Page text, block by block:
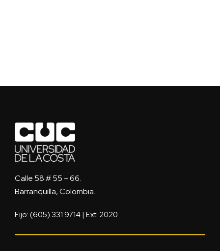
Calle 58 # 55 – 66.
Barranquilla, Colombia.
Fijo: (605) 331 9714 | Ext. 2020